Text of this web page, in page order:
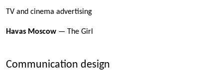
TV and cinema advertising
Havas Moscow — The Girl
Communication design